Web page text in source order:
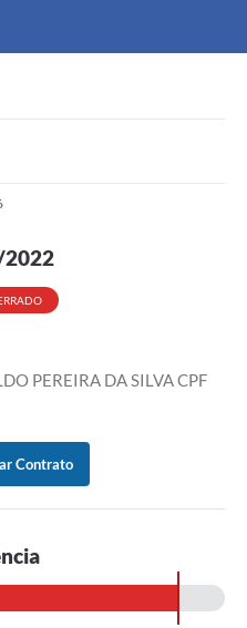
2022
PEREIRA DA SILVA CPF
Contrato